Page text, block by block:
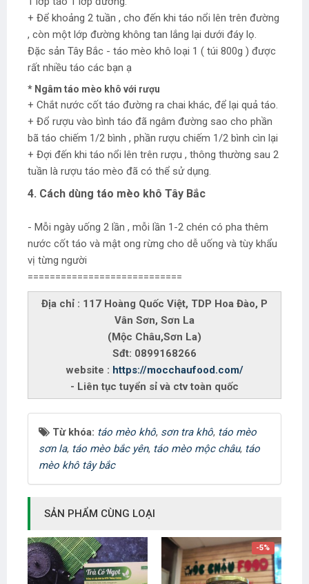
+ Để khoảng 2 tuần , cho đến khi táo nổi lên trên đường
, còn một lớp đường không tan lắng lại dưới đáy lọ.
Đặc sản Tây Bắc - táo mèo khô loại 1 ( túi 800g ) được
rất nhiều táo các bạn ạ
* Ngâm táo mèo khô với rượu
+ Chắt nước cốt táo đường ra chai khác, để lại quả táo.
+ Đổ rượu vào bình táo đã ngâm đường sao cho phần
bã táo chiếm 1/2 bình , phần rượu chiếm 1/2 bình cìn lại
+ Đợi đến khi táo nổi lên trên rượu , thông thường sau 2
tuần là rượu táo mèo đã có thể sử dụng.
4. Cách dùng táo mèo khô Tây Bắc
- Mỗi ngày uống 2 lần , mỗi lần 1-2 chén có pha thêm
nước cốt táo và mật ong rừng cho dễ uống và tùy khẩu
vị từng người
============================
Địa chỉ : 117 Hoàng Quốc Việt, TDP Hoa Đào, P
Vân Sơn, Sơn La
(Mộc Châu,Sơn La)
Sđt: 0899168266
website : https://mocchaufood.com/
- Liên tục tuyển sỉ và ctv toàn quốc
Từ khóa: táo mèo khô, sơn tra khô, táo mèo
sơn la, táo mèo bắc yên, táo mèo mộc châu, táo
mèo khô tây bắc
SẢN PHẨM CÙNG LOẠI
-5%